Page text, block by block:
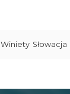
Winiety Słowacja